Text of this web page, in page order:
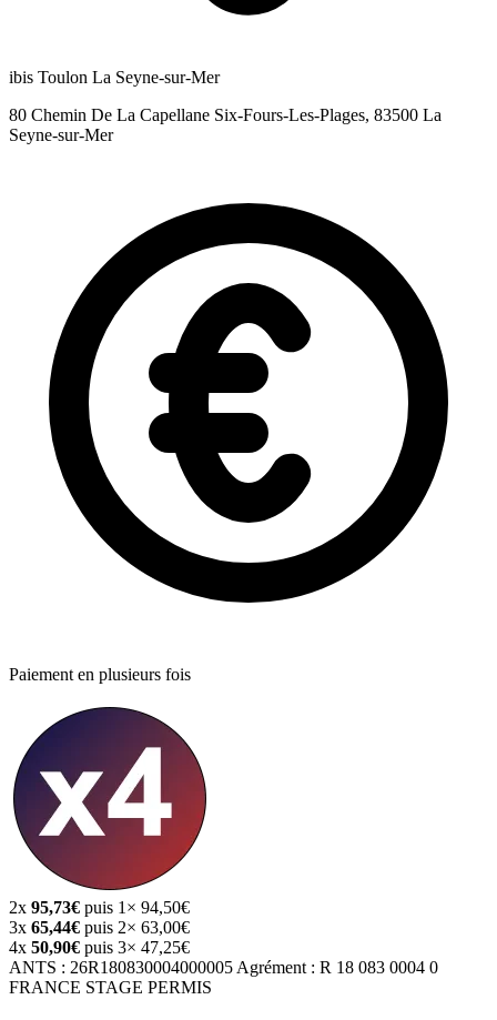
ibis Toulon La Seyne-sur-Mer
80 Chemin De La Capellane Six-Fours-Les-Plages, 83500 La
Seyne-sur-Mer
Paiement en plusieurs fois
2x 95,73€ puis 1× 94,50€
3x 65,44€ puis 2× 63,00€
4x 50,90€ puis 3× 47,25€
ANTS : 26R180830004000005 Agrément : R 18 083 0004 0
FRANCE STAGE PERMIS